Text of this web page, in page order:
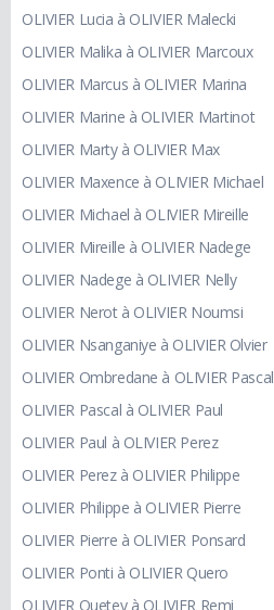
OLIVIER Lucia à OLIVIER Malecki
OLIVIER Malika à OLIVIER Marcoux
OLIVIER Marcus à OLIVIER Marina
OLIVIER Marine à OLIVIER Martinot
OLIVIER Marty à OLIVIER Max
OLIVIER Maxence à OLIVIER Michael
OLIVIER Michael à OLIVIER Mireille
OLIVIER Mireille à OLIVIER Nadege
OLIVIER Nadege à OLIVIER Nelly
OLIVIER Nerot à OLIVIER Noumsi
OLIVIER Nsanganiye à OLIVIER Olvier
OLIVIER Ombredane à OLIVIER Pascal
OLIVIER Pascal à OLIVIER Paul
OLIVIER Paul à OLIVIER Perez
OLIVIER Perez à OLIVIER Philippe
OLIVIER Philippe à OLIVIER Pierre
OLIVIER Pierre à OLIVIER Ponsard
OLIVIER Ponti à OLIVIER Quero
OLIVIER Quetey à OLIVIER Remi